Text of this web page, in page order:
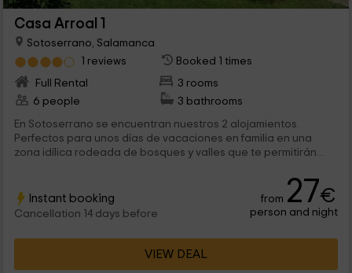
Casa Arroal 1
Sotoserrano, Salamanca
1 reviews
Booked 1 times
Full Rental
3 rooms
6 people
3 bathrooms
En Sotoserrano se encuentran nuestros 2 alojamientos.
Perfectos para unos días de vacaciones en familia en una
zona idílica rodeada de bosques y valles que te permitirán...
Instant booking
Cancellation 14 days before
from 27€
person and night
VIEW DEAL